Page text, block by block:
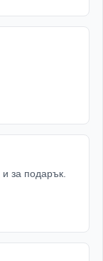
за подарък.